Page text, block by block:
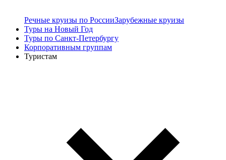
Речные круизы по РоссииЗарубежные круизы
Туры на Новый Год
Туры по Санкт-Петербургу
Корпоративным группам
Туристам